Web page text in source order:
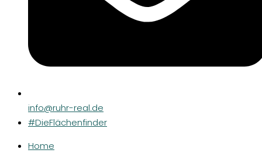
info@ruhr-real.de
#DieFlächenfinder
Home